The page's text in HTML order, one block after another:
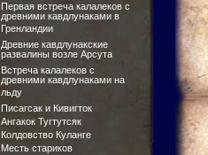
Первая встреча калалеков с
древними кавдлунаками в
Гренландии
Древние кавдлунакские
развалины возле Арсута
Встреча калалеков с
древними кавдлунаками на
льду
Писагсак и Кивигток
Ангакок Тугтутсяк
Колдовство Куланге
Месть стариков